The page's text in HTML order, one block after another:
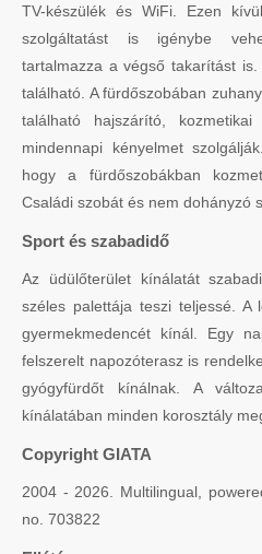
TV-készülék és WiFi. Ezen
szolgáltatást is igénybe
tartalmazza a végső takarítást
található. A fürdőszobában
található hajszárító,
mindennapi kényelmet
hogy a fürdőszobákban
Családi szobát és nem dohányzó
Sport és szabadidő
Az üdülőterület kínálatát
széles palettája teszi teljessé.
gyermekmedencét kínál. Egy
felszerelt napozóterasz is
gyógyfürdőt kínálnak. A
kínálatában minden korosztály
Copyright GIATA
2004 - 2026. Multilingual,
no. 703822